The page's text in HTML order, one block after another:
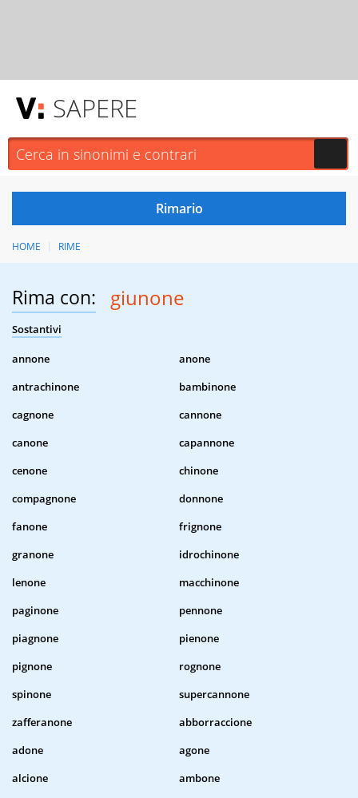
SAPERE
HOME RIME
Rima con: giunone
Sostantivi
annone
anone
antrachinone
bambinone
cagnone
cannone
canone
capannone
cenone
chinone
compagnone
donnone
fanone
frignone
granone
idrochinone
lenone
macchinone
paginone
pennone
piagnone
pienone
pignone
rognone
spinone
supercannone
zafferanone
abborraccione
adone
agone
alcione
ambone